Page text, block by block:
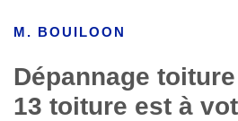
M. BOUILOON
Dépannage
13 toiture est à